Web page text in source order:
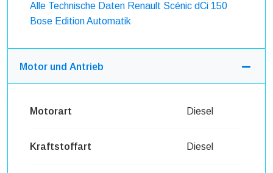
Alle Technische Daten Renault Scénic dCi 150
Bose Edition Automatik
Motor und Antrieb
Motorart Diesel
Kraftstoffart Diesel